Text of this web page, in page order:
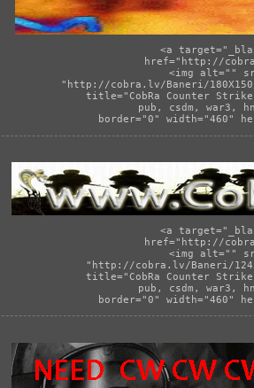
<a
href="http://
<img alt=""
"http://cobra.lv/Baneri/
title="CobRa Counter Strike
pub, csdm, war3,
border="0" width="460"
<a
href="http://
<img alt=""
" http://cobra.lv/Baneri/
title="CobRa Counter Strike
pub, csdm, war3,
border="0" width="460"